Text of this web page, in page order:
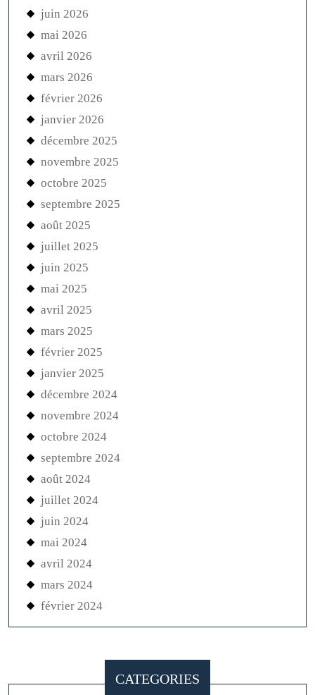
juin 2026
mai 2026
avril 2026
mars 2026
février 2026
janvier 2026
décembre 2025
novembre 2025
octobre 2025
septembre 2025
août 2025
juillet 2025
juin 2025
mai 2025
avril 2025
mars 2025
février 2025
janvier 2025
décembre 2024
novembre 2024
octobre 2024
septembre 2024
août 2024
juillet 2024
juin 2024
mai 2024
avril 2024
mars 2024
février 2024
CATEGORIES